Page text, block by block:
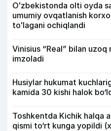
Oʻzbekistonda olti oyda
umumiy ovqatlanish
toʻlagani ochiqlandi
Vinisius “Real” bilan
imzoladi
Husiylar hukumat
kamida 30 kishi halok
Toshkentda Kichik halqa
qismi to‘rt kunga yopildi